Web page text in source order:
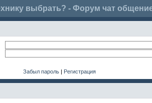
выбрать? - Форум чат
Забыл пароль | Регистрация